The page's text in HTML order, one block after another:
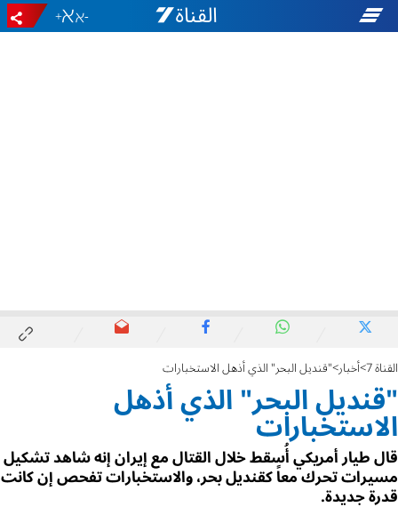
-
+
القناة 7 أخبار "قنديل البحر" الذي أذهل الاستخبارات
"قنديل البحر" الذي أذهل
الاستخبارات
قال طيار أمريكي أُسقط خلال القتال مع إيران إنه شاهد تشكيل
مسيرات تحرك معاً كقنديل بحر، والاستخبارات تفحص إن كانت
قدرة جديدة.